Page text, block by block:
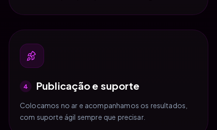
4 Publicação e suporte
Colocamos no ar e acompanhamos os resultados,
com suporte ágil sempre que precisar.